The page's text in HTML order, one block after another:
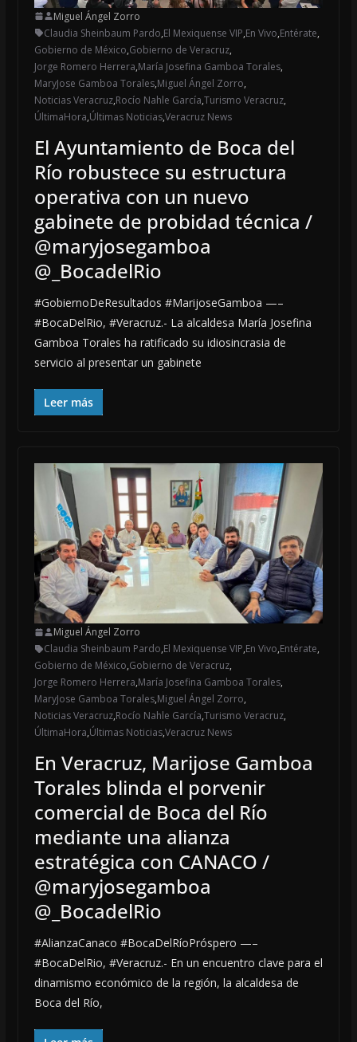
Miguel Ángel Zorro
Claudia Sheinbaum Pardo,El Mexiquense VIP,En Vivo,Entérate,
Gobierno de México,Gobierno de Veracruz,
Jorge Romero Herrera,María Josefina Gamboa Torales,
MaryJose Gamboa Torales,Miguel Ángel Zorro,
Noticias Veracruz,Rocío Nahle García,Turismo Veracruz,
ÚltimaHora,Últimas Noticias,Veracruz News
El Ayuntamiento de Boca del
Río robustece su estructura
operativa con un nuevo
gabinete de probidad técnica /
@maryjosegamboa
@_BocadelRio
#GobiernoDeResultados #MarijoseGamboa —–
#BocaDelRio, #Veracruz.- La alcaldesa María Josefina
Gamboa Torales ha ratificado su idiosincrasia de
servicio al presentar un gabinete
Leer más
Miguel Ángel Zorro
Claudia Sheinbaum Pardo,El Mexiquense VIP,En Vivo,Entérate,
Gobierno de México,Gobierno de Veracruz,
Jorge Romero Herrera,María Josefina Gamboa Torales,
MaryJose Gamboa Torales,Miguel Ángel Zorro,
Noticias Veracruz,Rocío Nahle García,Turismo Veracruz,
ÚltimaHora,Últimas Noticias,Veracruz News
En Veracruz, Marijose Gamboa
Torales blinda el porvenir
comercial de Boca del Río
mediante una alianza
estratégica con CANACO /
@maryjosegamboa
@_BocadelRio
#AlianzaCanaco #BocaDelRíoPróspero —–
#BocaDelRio, #Veracruz.- En un encuentro clave para el
dinamismo económico de la región, la alcaldesa de
Boca del Río,